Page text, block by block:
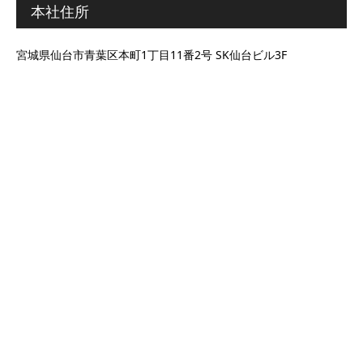
本社住所
宮城県仙台市青葉区本町1丁目11番2号 SK仙台ビル3F